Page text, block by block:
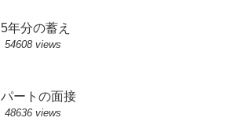
5年分の蓄え
54608 views
パートの面接
48636 views